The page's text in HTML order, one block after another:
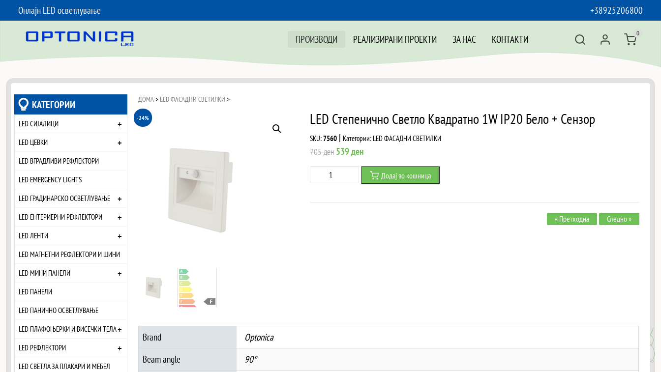
Онлајн LED осветлување
+38925206800
ПРОИЗВОДИ
РЕАЛИЗИРАНИ ПРОЕКТИ ЗА НАС КОНТАКТИ 0
КАТЕГОРИИ
LED СИЈАЛИЦИ +
LED ЦЕВКИ +
LED ВГРАДЛИВИ РЕФЛЕКТОРИ
LED EMERGENCY LIGHTS
LED ГРАДИНАРСКО ОСВЕТЛУВАЊЕ
+
LED ЕНТЕРИЕРНИ РЕФЛЕКТОРИ +
LED ЛЕНТИ +
LED МАГНЕТНИ РЕФЛЕКТОРИ И ШИНИ
LED МИНИ ПАНЕЛИ
+
LED ПАНЕЛИ
LED ПАНИЧНО ОСВЕТЛУВАЊЕ
LED ПЛАФОЊЕРКИ И ВИСЕЧКИ ТЕЛА+
LED РЕФЛЕКТОРИ +
LED СВЕТЛА ЗА ПЛАКАРИ И МЕБЕЛ
ДОМА > LED ФАСАДНИ СВЕТИЛКИ >
-24% LED Степенично Светло Квадратно 1W IP20 Бело + Сензор
SKU:7560 | Категории: LED ФАСАДНИ СВЕТИЛКИ
705ден Original
price
539денCurrent
price
Степенично
Светло
Додај во кошница
« Претходна Следно »
Brand
Optonica
Beam angle
90°